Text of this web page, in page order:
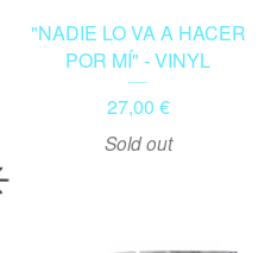
"NADIE LO VA A HACER
POR MÍ" - VINYL
27,00 €
Sold out